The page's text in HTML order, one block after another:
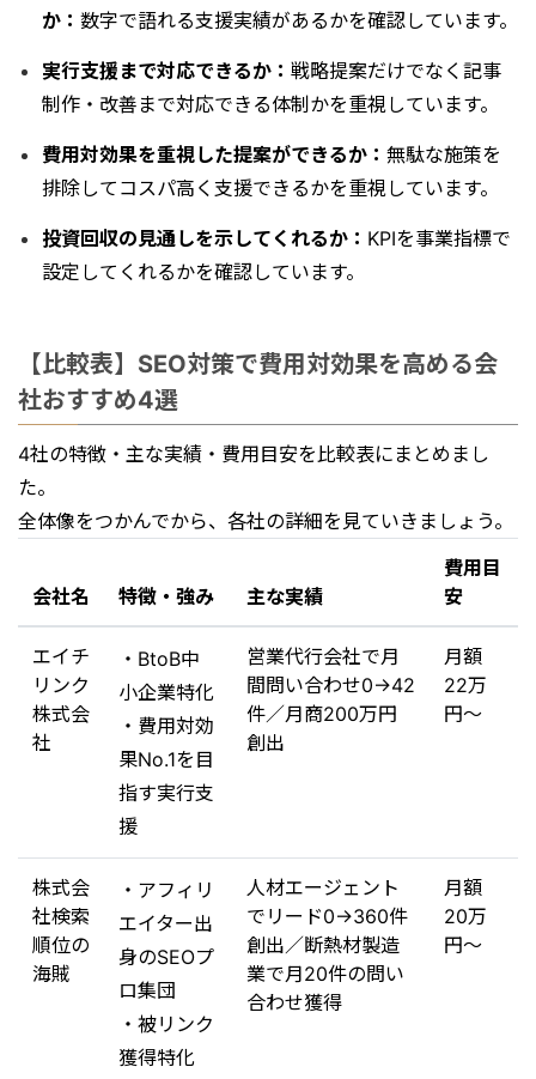
か： 数字で語れる支援実績があるかを確認しています。
実行支援まで対応できるか： 戦略提案だけでなく記事
制作・改善まで対応できる体制かを重視しています。
費用対効果を重視した提案ができるか： 無駄な施策を
排除してコスパ高く支援できるかを重視しています。
投資回収の見通しを示してくれるか： KPIを事業指標で
設定してくれるかを確認しています。
【比較表】SEO対策で費用対効果を高める会
社おすすめ4選
4社の特徴・主な実績・費用目安を比較表にまとめまし
た。
全体像をつかんでから、各社の詳細を見ていきましょう。
会社名 特徴・強み 主な実績
費用目
安
エイチ
リンク
株式会
社
・BtoB中
小企業特化
・費用対効
果No.1を目
指す実行支
援
営業代行会社で月
間問い合わせ0→42
件／月商200万円
創出
月額
22万
円〜
株式会
社検索
順位の
海賊
・アフィリ
エイター出
身のSEOプ
ロ集団
・被リンク
獲得特化
人材エージェント
でリード0→360件
創出／断熱材製造
業で月20件の問い
合わせ獲得
月額
20万
円〜